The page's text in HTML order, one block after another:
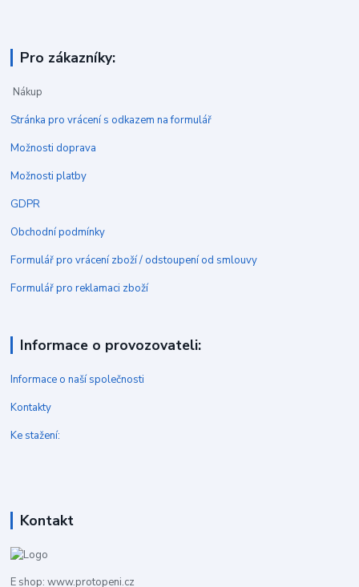
Pro zákazníky:
Nákup
Stránka pro vrácení s odkazem na formulář
Možnosti doprava
Možnosti platby
GDPR
Obchodní podmínky
Formulář pro vrácení zboží / odstoupení od smlouvy
Formulář pro reklamaci zboží
Informace o provozovateli:
Informace o naší společnosti
Kontakty
Ke stažení:
Kontakt
E shop: www.protopeni.cz